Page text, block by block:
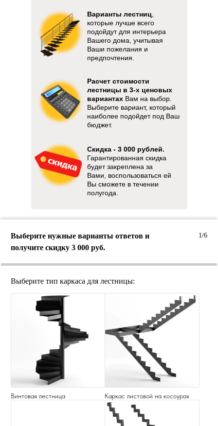
Варианты лестниц
которые лучше всего
подойдут для интерьера
Вашего дома, учитывая
Ваши пожелания и
предпочтения.
Расчет стоимости
лестницы в 3-х ценовых
вариантах Вам на выбор.
Выберите вариант, который
наиболее подойдет под Ваш
бюджет.
Скидка - 3 000 рублей.
Гарантированная скидка
будет закреплена за
Вами, воспользоваться ей
Вы сможете в течении
полугода.
Выберите нужные варианты ответов и
получите скидку 3 000 руб.
1/6
Выберите тип каркаса для лестницы:
Винтовая лестница Каркас листовой на косоурах